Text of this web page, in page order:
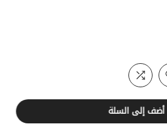
أضف إلى السلة